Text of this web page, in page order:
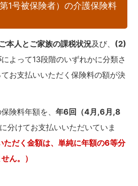
1号被保険者）の介護保険料
本人とご家族の課税状況及び、 (2)
によって13段階のいずれかに分類さ
お支払いいただく保険料の額が決
険料年額を、年6回（4月,6月,8
に分けてお支払いいただいていま
ただく金額は、単純に年額の6等分
ん。）